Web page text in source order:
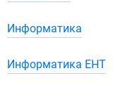
Информатика
Информатика ЕНТ